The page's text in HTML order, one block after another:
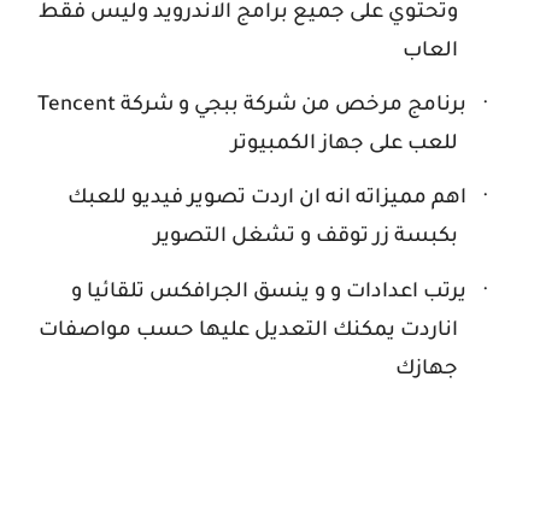
وتحتوي على جميع برامج الاندرويد وليس فقط
العاب
· برنامج مرخص من شركة ببجي و شركة Tencent
للعب على جهاز الكمبيوتر
·
اهم مميزاته انه ان اردت تصوير فيديو للعبك
بكبسة زر توقف و تشغل التصوير
·
يرتب اعدادات و و ينسق الجرافكس تلقائيا و
اناردت يمكنك التعديل عليها حسب مواصفات
جهازك